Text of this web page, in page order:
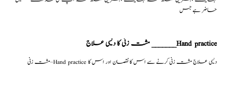
حاضر ہے جس
مشت زنی کا دیسی علاج _______Hand practice
مشت زنی–Hand practice دیسی علاج مشت زنی کرنے سے اس کا نقصان اور اس کا